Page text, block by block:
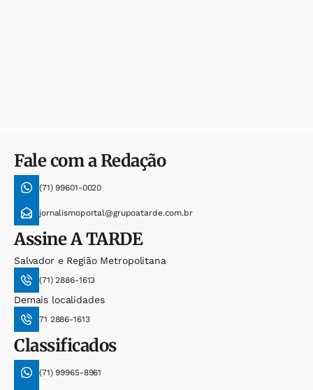
Fale com a Redação
(71) 99601-0020
jornalismoportal@grupoatarde.com.br
AssineA TARDE
Salvador e Região Metropolitana
(71) 2886-1613
Demais localidades
71 2886-1613
Classificados
(71) 99965-8961